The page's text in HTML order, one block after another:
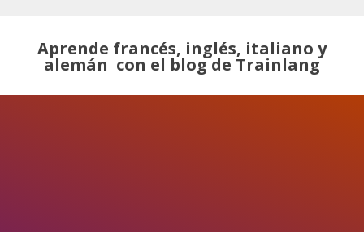
Aprende francés, inglés, italiano y
alemán con el blog de Trainlang